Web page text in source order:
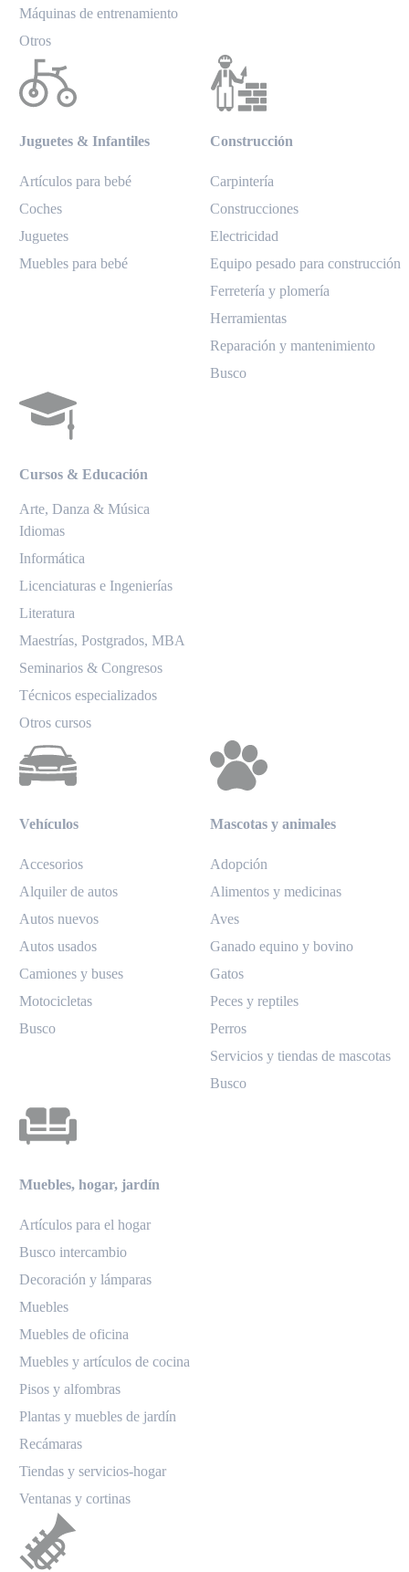
Máquinas de entrenamiento
Otros
Juguetes & Infantiles
Artículos para bebé
Coches
Juguetes
Muebles para bebé
Construcción
Carpintería
Construcciones
Electricidad
Equipo pesado para construcción
Ferretería y plomería
Herramientas
Reparación y mantenimiento
Busco
Cursos & Educación
Arte, Danza & Música
Idiomas
Informática
Licenciaturas e Ingenierías
Literatura
Maestrías, Postgrados, MBA
Seminarios & Congresos
Técnicos especializados
Otros cursos
Vehículos
Accesorios
Alquiler de autos
Autos nuevos
Autos usados
Camiones y buses
Motocicletas
Busco
Mascotas y animales
Adopción
Alimentos y medicinas
Aves
Ganado equino y bovino
Gatos
Peces y reptiles
Perros
Servicios y tiendas de mascotas
Busco
Muebles, hogar, jardín
Artículos para el hogar
Busco intercambio
Decoración y lámparas
Muebles
Muebles de oficina
Muebles y artículos de cocina
Pisos y alfombras
Plantas y muebles de jardín
Recámaras
Tiendas y servicios-hogar
Ventanas y cortinas